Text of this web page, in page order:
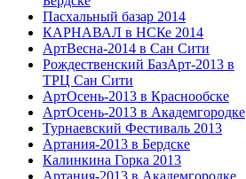
Пасхальный базар 2014
КАРНАВАЛ в НСКе 2014
АртВесна-2014 в Сан Сити
Рождественский БазАрт-2013 в
ТРЦ Сан Сити
АртОсень-2013 в Краснообске
АртОсень-2013 в Академгородке
Турнаевский Фестиваль 2013
Артания-2013 в Бердске
Калинкина Горка 2013
Артания-2013 в Академгородке